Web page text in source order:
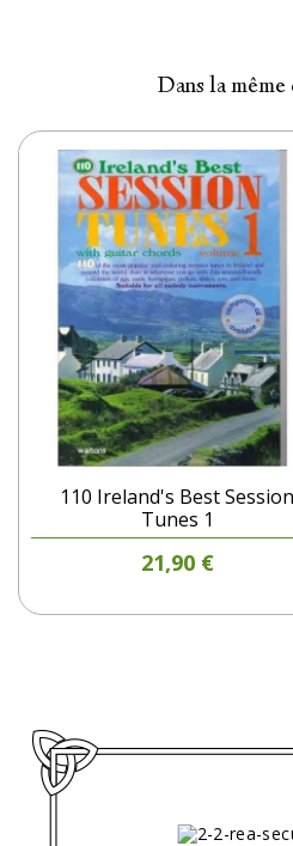
Dans la
110 Ireland's Best Session
Tunes 1
Prix
21,90 €